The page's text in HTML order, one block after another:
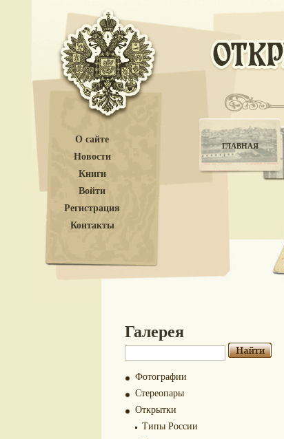
О сайте
Новости
Книги
Войти
Регистрация
Контакты
ГЛАВНАЯ
Галерея
Фотографии
Стереопары
Открытки
Типы России